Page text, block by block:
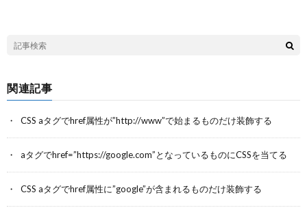
関連記事
CSS aタグでhref属性が”http://www”で始まるものだけ装飾する
aタグでhref=”https://google.com”となっているものにCSSを当てる
CSS aタグでhref属性に”google”が含まれるものだけ装飾する